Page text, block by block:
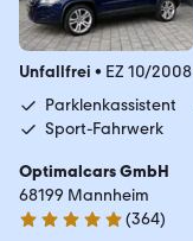
Unfallfrei • EZ 10/2008
Parklenkassistent
Sport-Fahrwerk
Optimalcars GmbH
68199 Mannheim
4.9 Sterne
(364)